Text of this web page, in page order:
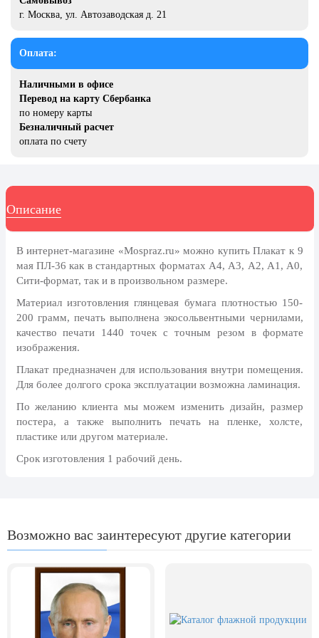
8 марта, Международный женский
день
27 марта, День театра
Апрель, Месячник по
благоустройству
День геолога (первое воскресенье
12 апреля, День космонавтики
18 апреля, Дни исторического и
1 мая, праздник Весны и Труда
6 мая, День герба и флага города
Москвы
9 мая, День Победы
24 мая, День славянской
письменности и культуры
28 мая, День пограничника
1 июня, День защиты детей
12 июня, День России
День медицинского работника
29 июня, День партизан и
3 июля, День ГАИ (ГИБДД)
8 июля, День Семьи Любви и
Верности
г. Москва, ул. Автозаводская д. 21
Оплата:
Наличными в офисе
Перевод на карту Сбербанка
по номеру карты
Безналичный расчет
оплата по счету
Описание
В интернет-магазине «Mospraz.ru» можно купить Плакат к 9
мая ПЛ-36 как в стандартных форматах А4, А3, А2, А1, А0,
Сити-формат, так и в произвольном размере.
Материал изготовления глянцевая бумага плотностью 150-
200 грамм, печать выполнена экосольвентными чернилами,
качество печати 1440 точек с точным резом в формате
изображения.
Плакат предназначен для использования внутри помещения.
Для более долгого срока эксплуатации возможна ламинация.
По желанию клиента мы можем изменить дизайн, размер
постера, а также выполнить печать на пленке, холсте,
пластике или другом материале.
Срок изготовления 1 рабочий день.
Возможно вас заинтересуют другие категории